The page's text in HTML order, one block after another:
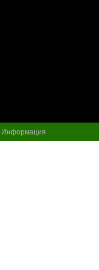
Информация